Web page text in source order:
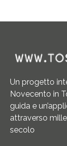
Un progetto
Novecento in
guida e
attraverso
secolo